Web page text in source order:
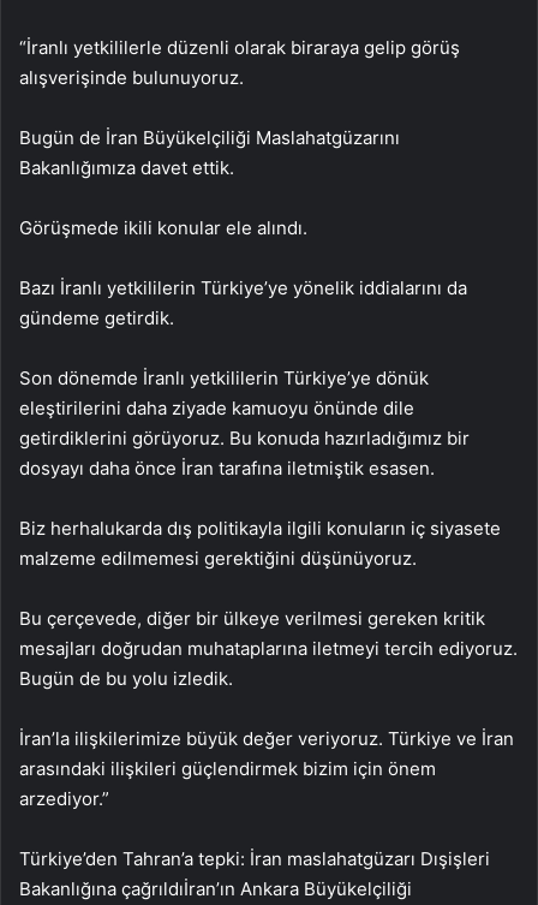
“İranlı yetkililerle düzenli olarak biraraya gelip görüş
alışverişinde bulunuyoruz.
Bugün de İran Büyükelçiliği Maslahatgüzarını
Bakanlığımıza davet ettik.
Görüşmede ikili konular ele alındı.
Bazı İranlı yetkililerin Türkiye’ye yönelik iddialarını da
gündeme getirdik.
Son dönemde İranlı yetkililerin Türkiye’ye dönük
eleştirilerini daha ziyade kamuoyu önünde dile
getirdiklerini görüyoruz. Bu konuda hazırladığımız bir
dosyayı daha önce İran tarafına iletmiştik esasen.
Biz herhalukarda dış politikayla ilgili konuların iç siyasete
malzeme edilmemesi gerektiğini düşünüyoruz.
Bu çerçevede, diğer bir ülkeye verilmesi gereken kritik
mesajları doğrudan muhataplarına iletmeyi tercih ediyoruz.
Bugün de bu yolu izledik.
İran’la ilişkilerimize büyük değer veriyoruz. Türkiye ve İran
arasındaki ilişkileri güçlendirmek bizim için önem
arzediyor.”
Türkiye’den Tahran’a tepki: İran maslahatgüzarı Dışişleri
Bakanlığına çağrıldıİran’ın Ankara Büyükelçiliği